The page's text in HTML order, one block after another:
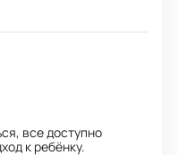
все доступно
к ребёнку.